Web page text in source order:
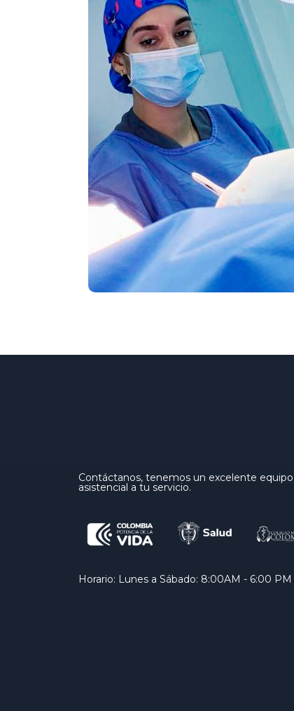
Contáctanos, tenemos un excelente equipo
asistencial a tu servicio.
Horario: Lunes a Sábado: 8:00AM - 6:00 PM